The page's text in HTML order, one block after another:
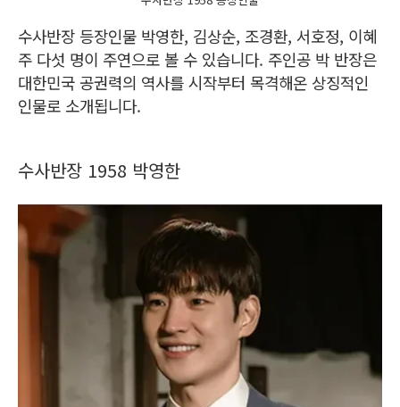
수사반장 등장인물 박영한, 김상순, 조경환, 서호정, 이혜
주 다섯 명이 주연으로 볼 수 있습니다. 주인공 박 반장은
대한민국 공권력의 역사를 시작부터 목격해온 상징적인
인물로 소개됩니다.
수사반장 1958 박영한